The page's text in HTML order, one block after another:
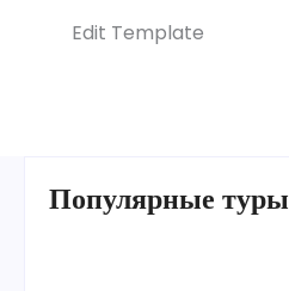
Edit Template
Популярные туры